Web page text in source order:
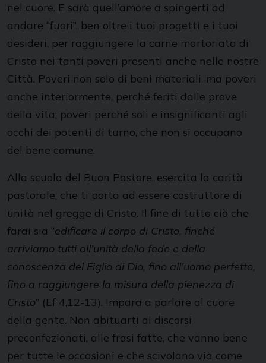
nel cuore. E sarà quell’amore a spingerti ad
andare “fuori”, ben oltre i tuoi progetti e i tuoi
desideri, per raggiungere la carne martoriata di
Cristo nei tanti poveri presenti anche nelle nostre
Città. Poveri non solo di beni materiali, ma poveri
anche interiormente, perché feriti dalle prove
della vita; poveri perché soli e insignificanti agli
occhi dei potenti di turno, che non si occupano
del bene comune.
Alla scuola del Buon Pastore, esercita la carità
pastorale, che ti porta ad essere costruttore di
unità nel gregge di Cristo. Il fine di tutto ciò che
farai sia “edificare il corpo di Cristo, finché
arriviamo tutti all’unità della fede e della
conoscenza del Figlio di Dio, fino all’uomo perfetto,
fino a raggiungere la misura della pienezza di
Cristo” (Ef 4,12-13). Impara a parlare al cuore
della gente. Non abituarti ai discorsi
preconfezionati, alle frasi fatte, che vanno bene
per tutte le occasioni e che scivolano via come